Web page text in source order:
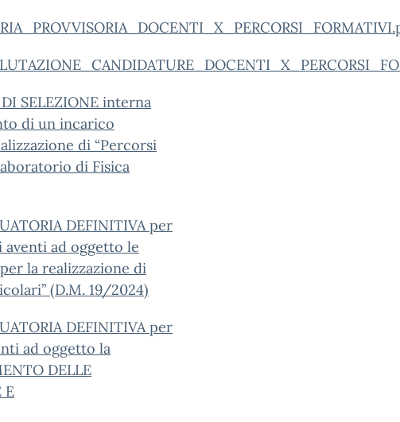
SELEZIONE interna
di un incarico
di “Percorsi
di Fisica
DEFINITIVA per
ad oggetto le
la realizzazione di
(D.M. 19/2024)
DEFINITIVA per
ad oggetto la
DELLE
E